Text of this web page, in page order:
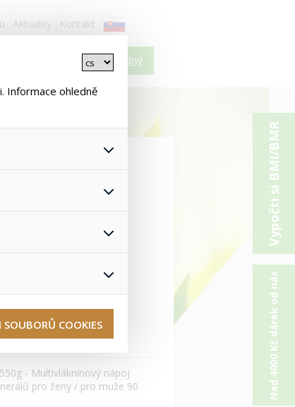
Vypočti si BMI/BMR
Nad 4000 Kč dárek od nás
Aktuality Kontakt
Košík je prázdný
- Multivlákninový nápoj
pro ženy / pro muže 90
Informace ohledně
uživáním cookies. Pro
zjistit
nevhodným
COOKIES